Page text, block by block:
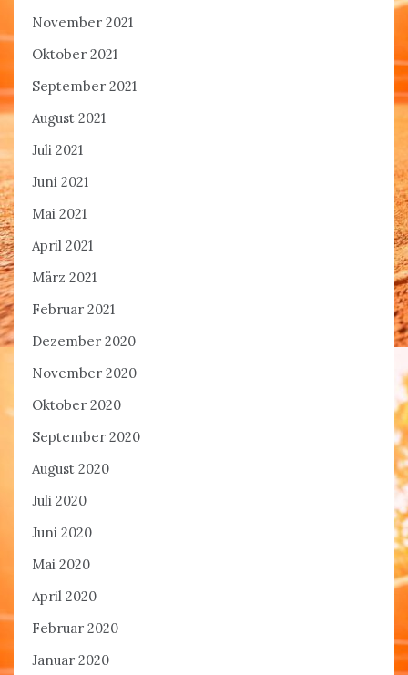
November 2021
Oktober 2021
September 2021
August 2021
Juli 2021
Juni 2021
Mai 2021
April 2021
März 2021
Februar 2021
Dezember 2020
November 2020
Oktober 2020
September 2020
August 2020
Juli 2020
Juni 2020
Mai 2020
April 2020
Februar 2020
Januar 2020